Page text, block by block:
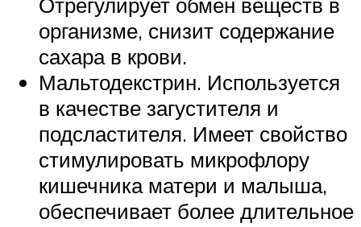
организме, снизит содержание
сахара в крови.
Мальтодекстрин. Используется
в качестве загустителя и
подсластителя. Имеет свойство
стимулировать микрофлору
кишечника матери и малыша,
обеспечивает более длительное